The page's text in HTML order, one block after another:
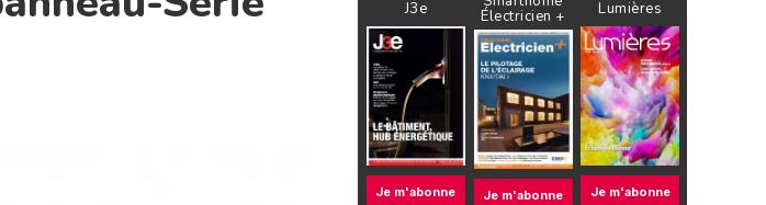
J3e
Je m'abonne
Électricien +
Je m'abonne
Lumières
Je m'abonne